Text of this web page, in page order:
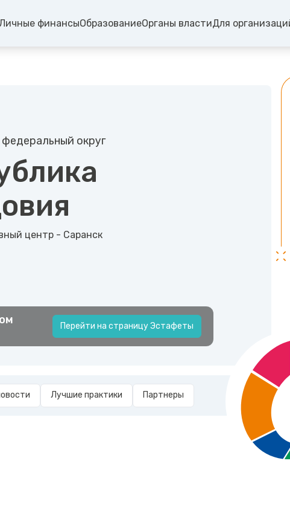
финансыОбразованиеОрганы властиДля
округ
центр - Саранск
Перейти на страницу Эстафеты
Лучшие практики Партнеры